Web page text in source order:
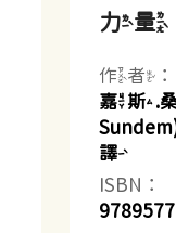
力量
作者：
嘉斯.
譯
ISBN：